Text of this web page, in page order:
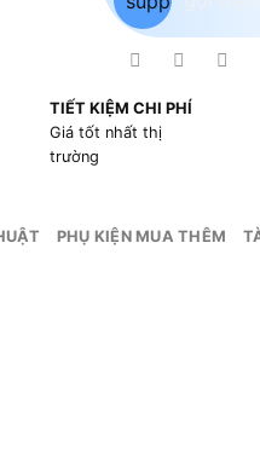
TIẾT KIỆM CHI PHÍ
Giá tốt nhất thị
trường
PHỤ KIỆN MUA THÊM